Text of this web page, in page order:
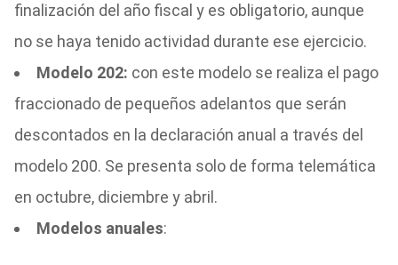
finalización del año fiscal y es obligatorio, aunque
no se haya tenido actividad durante ese ejercicio.
Modelo 202: con este modelo se realiza el pago
fraccionado de pequeños adelantos que serán
descontados en la declaración anual a través del
modelo 200. Se presenta solo de forma telemática
en octubre, diciembre y abril.
Modelos anuales: